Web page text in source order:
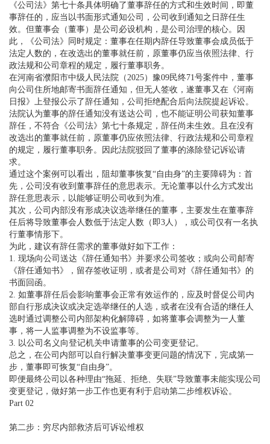
《公司法》第七十条具体明确了董事辞任的方式和生效时间，即董
事辞任的，应当以书面形式通知公司，公司收到通知之日辞任生
效。但董事会（董事）是公司必设机构，是公司治理的核心。因
此，《公司法》同时规定：董事在任期内辞任导致董事会成员低于
法定人数的，在改选出的董事就任前，原董事仍应当依照法律、行
政法规和公司章程的规定，履行董事职务。
在河南省濮阳市中级人民法院（2025）豫09民终71号案件中，董事
向公司住所地邮寄书面辞任通知，但无人签收，遂董事又在《河南
日报》上登报公示了辞任通知，公司拒绝配合后向法院提起诉讼。
法院认为董事的辞任通知没有送达公司，也不能证明公司获知董事
辞任，不符合《公司法》第七十条规定，辞任尚未生效。且在没有
改选出的董事就任前，原董事仍应依照法律、行政法规和公司章程
的规定，履行董事职务。因此法院驳回了董事的涤除登记诉讼请
求。
通过这个案例可以看出，阻却董事恢复“自由身”的主要障碍为：首
先，公司没有收到董事辞任的意思表示。无论董事以什么方式发出
辞任意思表示，以能够证明公司收到为准。
其次，公司内部没有形成决议选举继任的董事，主要发生在董事辞
任后将导致董事会人数低于法定人数（即3人），或公司仅有一名执
行董事情形下。
为此，建议有辞任需求的董事做好如下工作：
1. 现场向公司送达《辞任通知书》并要求公司签收；或向公司邮寄
《辞任通知书》，留存签收证明，或者是公司对《辞任通知书》的
书面回函。
2. 如董事辞任后会影响董事会正常有效运作的，应及时督促公司内
部自行形成决议或决定选举继任的人选，或者在没有合适的继任人
选时通过调整公司内部架构化解障碍，如将董事会调整为一人董
事，将一人监事调整为不设监事等。
3. 以公司名义向登记机关申请董事的公司变更登记。
总之，在公司内部可以自行解决董事变更问题的情况下，完成第一
步，董事即可恢复“自由身”。
即便最终公司以各种理由“拖延、拒绝、失联”导致董事未能实现公司
变更登记，做好第一步工作也更有利于启动第二步维权诉讼。
Part 02
第二步：穷尽内部救济后可诉讼维权